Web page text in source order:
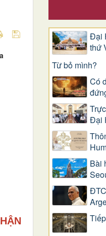
Đại
thứ
Từ bỏ mình?
Có
Đại
Bài